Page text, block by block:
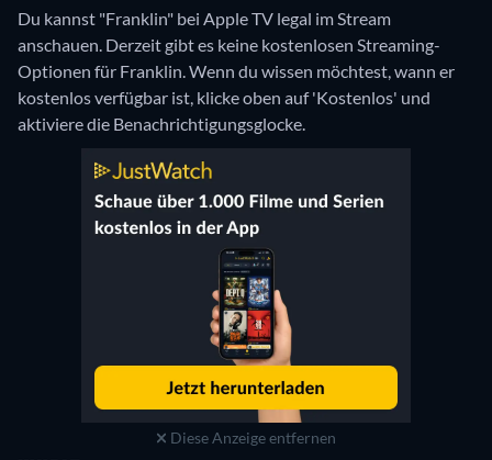
Du kannst "Franklin" bei Apple TV legal im Stream
anschauen. Derzeit gibt es keine kostenlosen Streaming-
Optionen für Franklin. Wenn du wissen möchtest, wann er
kostenlos verfügbar ist, klicke oben auf 'Kostenlos' und
aktiviere die Benachrichtigungsglocke.
Diese Anzeige entfernen